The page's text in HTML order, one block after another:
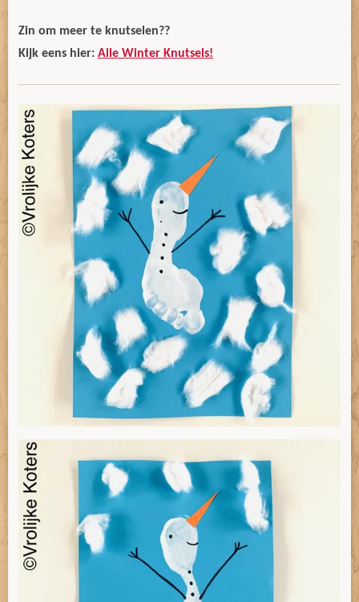
Zin om meer te knutselen??
Kijk eens hier: Alle Winter Knutsels!